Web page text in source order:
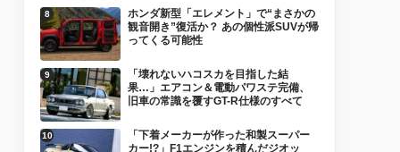
ホンダ新型「エレメント」で“まさかの
観音開き”復活か？ あの個性派SUVが帰
ってくる可能性
「壊れないハコスカを目指した結
果…」エアコン＆電動パワステ完備、
旧車の常識を覆すGT-R仕様のすべて
「下着メーカーが作った和製スーパー
カー!?」F1エンジンを積んだジオッ